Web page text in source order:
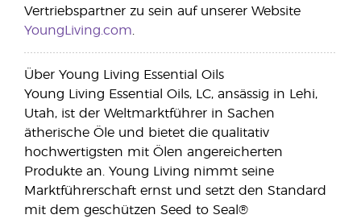
Vertriebspartner zu sein auf unserer Website
YoungLiving.com
Über Young Living Essential Oils
Young Living Essential Oils, LC, ansässig in Lehi,
Utah, ist der Weltmarktführer in Sachen
ätherische Öle und bietet die qualitativ
hochwertigsten mit Ölen angereicherten
Produkte an. Young Living nimmt seine
Marktführerschaft ernst und setzt den Standard
mit dem geschützen Seed to Seal®